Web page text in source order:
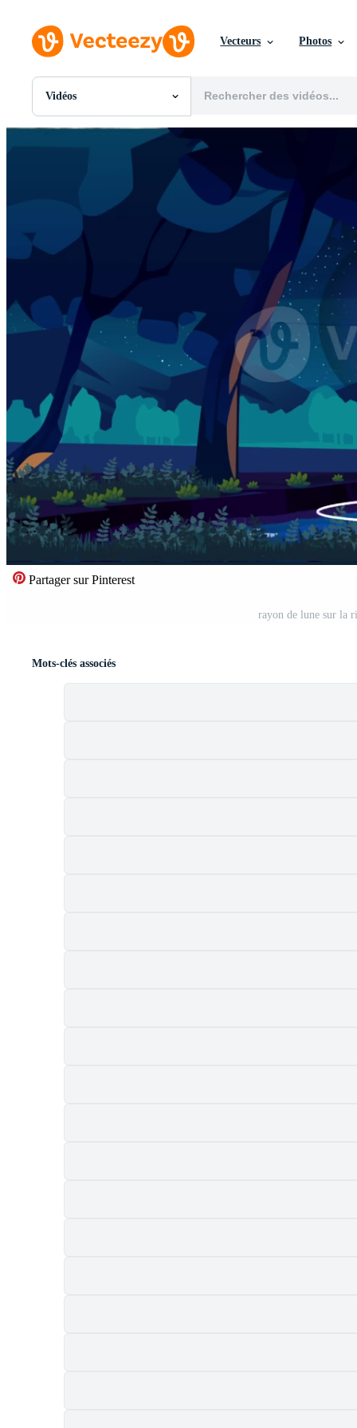
Vecteurs Photos
Vidéos
Toutes Images
Vecteurs
Vidéos
Motion graphics
Événements Éditoriaux
Partager sur Pinterest
rayon de lune sur la
Mots-clés associés